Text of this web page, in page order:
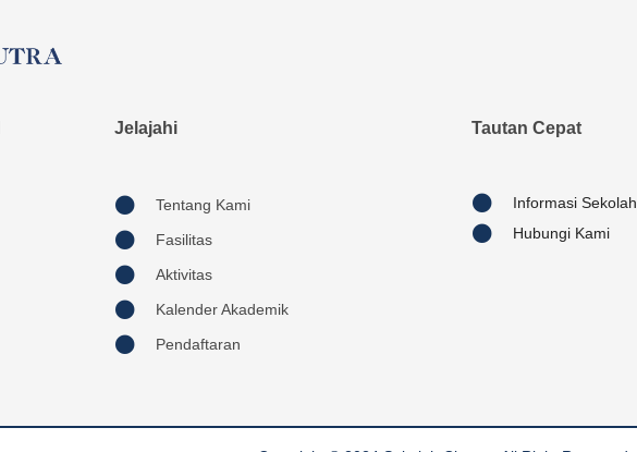
Jelajahi
Tentang Kami
Fasilitas
Aktivitas
Kalender Akademik
Pendaftaran
Tautan Cepat
Informasi Sekolah
Hubungi Kami